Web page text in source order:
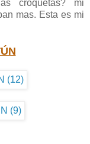
croquetas? mi
mas. Esta es mi